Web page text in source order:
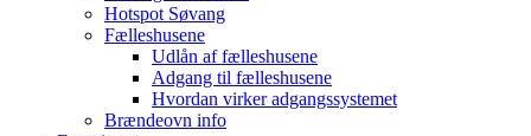
Hotspot Søvang
Fælleshusene
Udlån af fælleshusene
Adgang til fælleshusene
Hvordan virker adgangssystemet
Brændeovn info